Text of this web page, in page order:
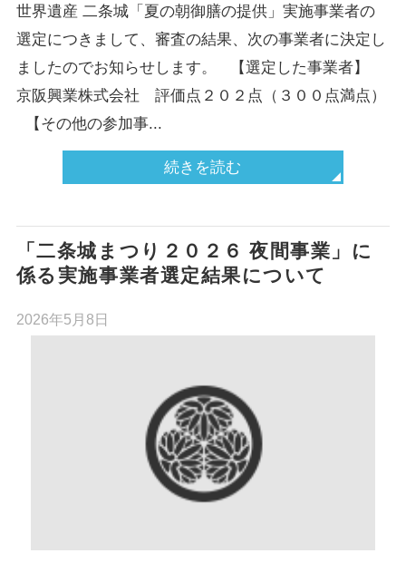
世界遺産 二条城「夏の朝御膳の提供」実施事業者の
選定につきまして、審査の結果、次の事業者に決定し
ましたのでお知らせします。 【選定した事業者】
京阪興業株式会社 評価点２０２点（３００点満点）
【その他の参加事...
続きを読む
「二条城まつり２０２６ 夜間事業」に
係る実施事業者選定結果について
2026年5月8日